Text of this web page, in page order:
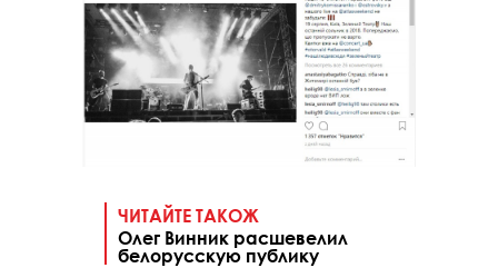
ЧИТАЙТЕ ТАКОЖ
Олег Винник расшевелил
белорусскую публику